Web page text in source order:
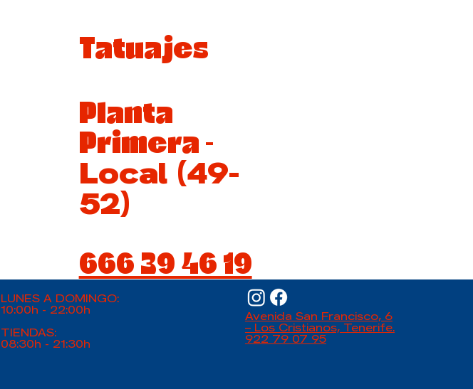
Planta
Primera -
Local (49-
52)
666 39 46 19
Tatuajes
LUNES A DOMINGO:
10:00h - 22:00h
TIENDAS:
08:30h - 21:30h
Avenida San Francisco, 6
– Los Cristianos, Tenerife.
922 79 07 95